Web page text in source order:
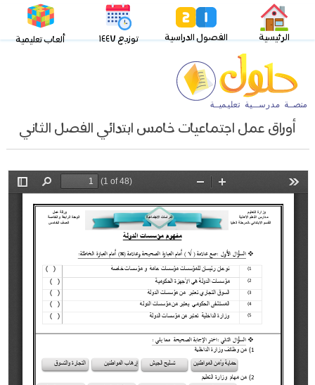
الرئيسية الفصول الدراسية توزيع ١٤٤٧ ألعاب تعليمية
أوراق عمل اجتماعيات خامس ابتدائي الفصل الثاني